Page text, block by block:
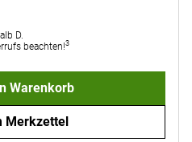
D.
beachten!3
Warenkorb
Merkzettel